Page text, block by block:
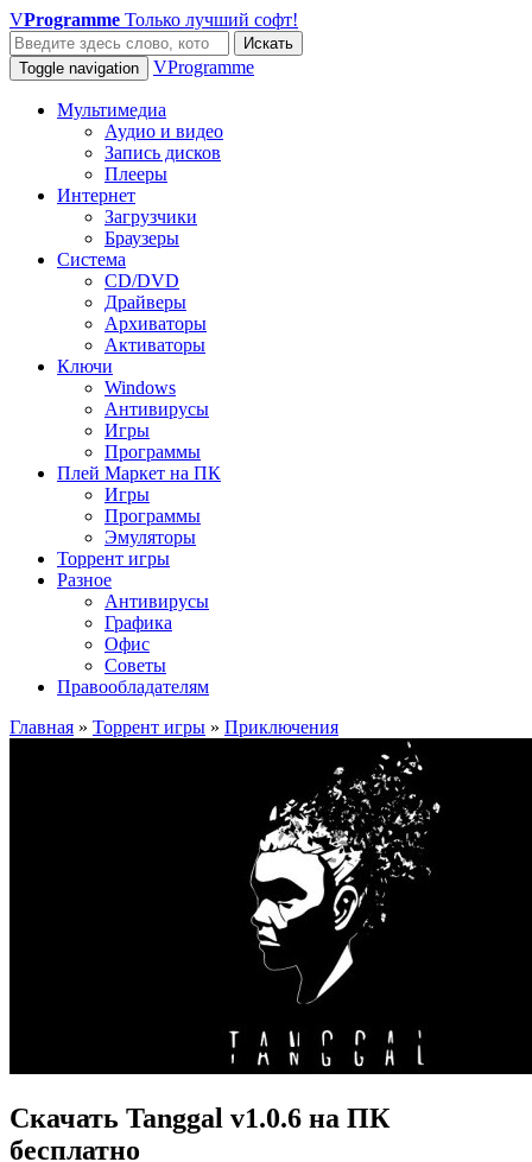
VProgramme Только лучший софт!
Искать
Toggle navigation
VProgramme
Мультимедиа
Аудио и видео
Запись дисков
Плееры
Интернет
Загрузчики
Браузеры
Система
CD/DVD
Драйверы
Архиваторы
Активаторы
Ключи
Windows
Антивирусы
Игры
Программы
Плей Маркет на ПК
Игры
Программы
Эмуляторы
Торрент игры
Разное
Антивирусы
Графика
Офис
Советы
Правообладателям
Главная » Торрент игры » Приключения
Скачать Tanggal v1.0.6 на ПК
бесплатно